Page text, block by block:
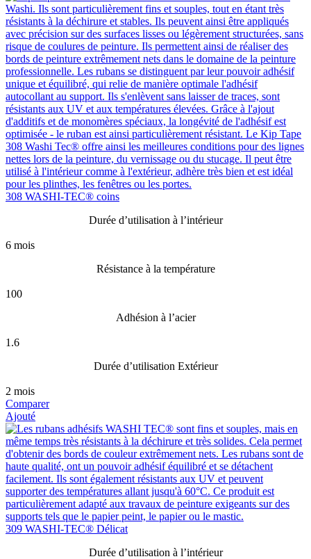
308 WASHI-TEC® coins
Durée d’utilisation à l’intérieur
6 mois
Résistance à la température
100
Adhésion à l’acier
1.6
Durée d’utilisation Extérieur
2 mois
Comparer
Ajouté
309 WASHI-TEC® Délicat
Durée d’utilisation à l’intérieur